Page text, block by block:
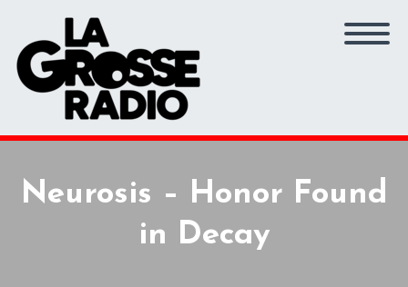
Neurosis – Honor Found
in Decay